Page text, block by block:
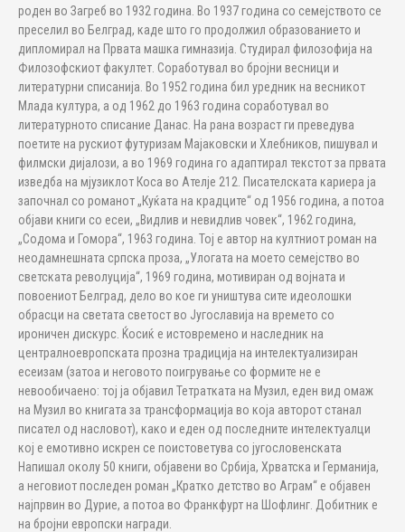
роден во Загреб во 1932 година. Во 1937 година со семејството се
преселил во Белград, каде што го продолжил образованието и
дипломирал на Првата машка гимназија. Студирал филозофија на
Филозофскиот факултет. Соработувал во бројни весници и
литературни списанија. Во 1952 година бил уредник на весникот
Млада култура, а од 1962 до 1963 година соработувал во
литературното списание Данас. На рана возраст ги преведува
поетите на рускиот футуризам Мајаковски и Хлебников, пишувал и
филмски дијалози, а во 1969 година го адаптирал текстот за првата
изведба на мјузиклот Коса во Ателје 212. Писателската кариера ја
започнал со романот „Куќата на крадците“ од 1956 година, а потоа
објави книги со есеи, „Видлив и невидлив човек“, 1962 година,
„Содома и Гомора“, 1963 година. Тој е автор на култниот роман на
неодамнешната српска проза, „Улогата на моето семејство во
светската револуција“, 1969 година, мотивиран од војната и
повоениот Белград, дело во кое ги уништува сите идеолошки
обрасци на светата светост во Југославија на времето со
ироничен дискурс. Ќосиќ е истовремено и наследник на
централноевропската прозна традиција на интелектуализиран
есеизам (затоа и неговото поигрување со формите не е
невообичаено: тој ја објавил Тетратката на Музил, еден вид омаж
на Музил во книгата за трансформација во која авторот станал
писател од насловот), како и еден од последните интелектуалци
кој е емотивно искрен се поистоветува со југословенската
Напишал околу 50 книги, објавени во Србија, Хрватска и Германија,
а неговиот последен роман „Кратко детство во Аграм“ е објавен
најпрвин во Дурие, а потоа во Франкфурт на Шофлинг. Добитник е
на бројни европски награди.